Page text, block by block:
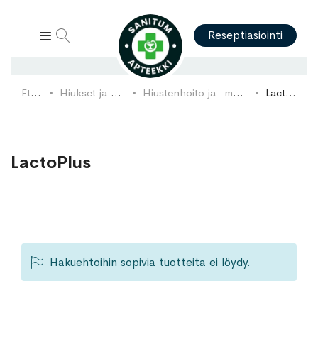
Reseptiasiointi
Etusivu Hiukset ja päänahka Hiustenhoito ja -muotoilutuotteet LactoPlus
LactoPlus
Hakuehtoihin sopivia tuotteita ei löydy.